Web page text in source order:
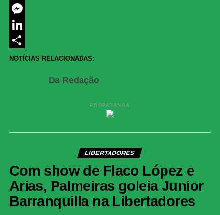
Twitter
Messenger
LinkedIn
Share
NOTÍCIAS RELACIONADAS:
Da Redação
PROPAGANDA
LIBERTADORES
Com show de Flaco López e
Arias, Palmeiras goleia Junior
Barranquilla na Libertadores